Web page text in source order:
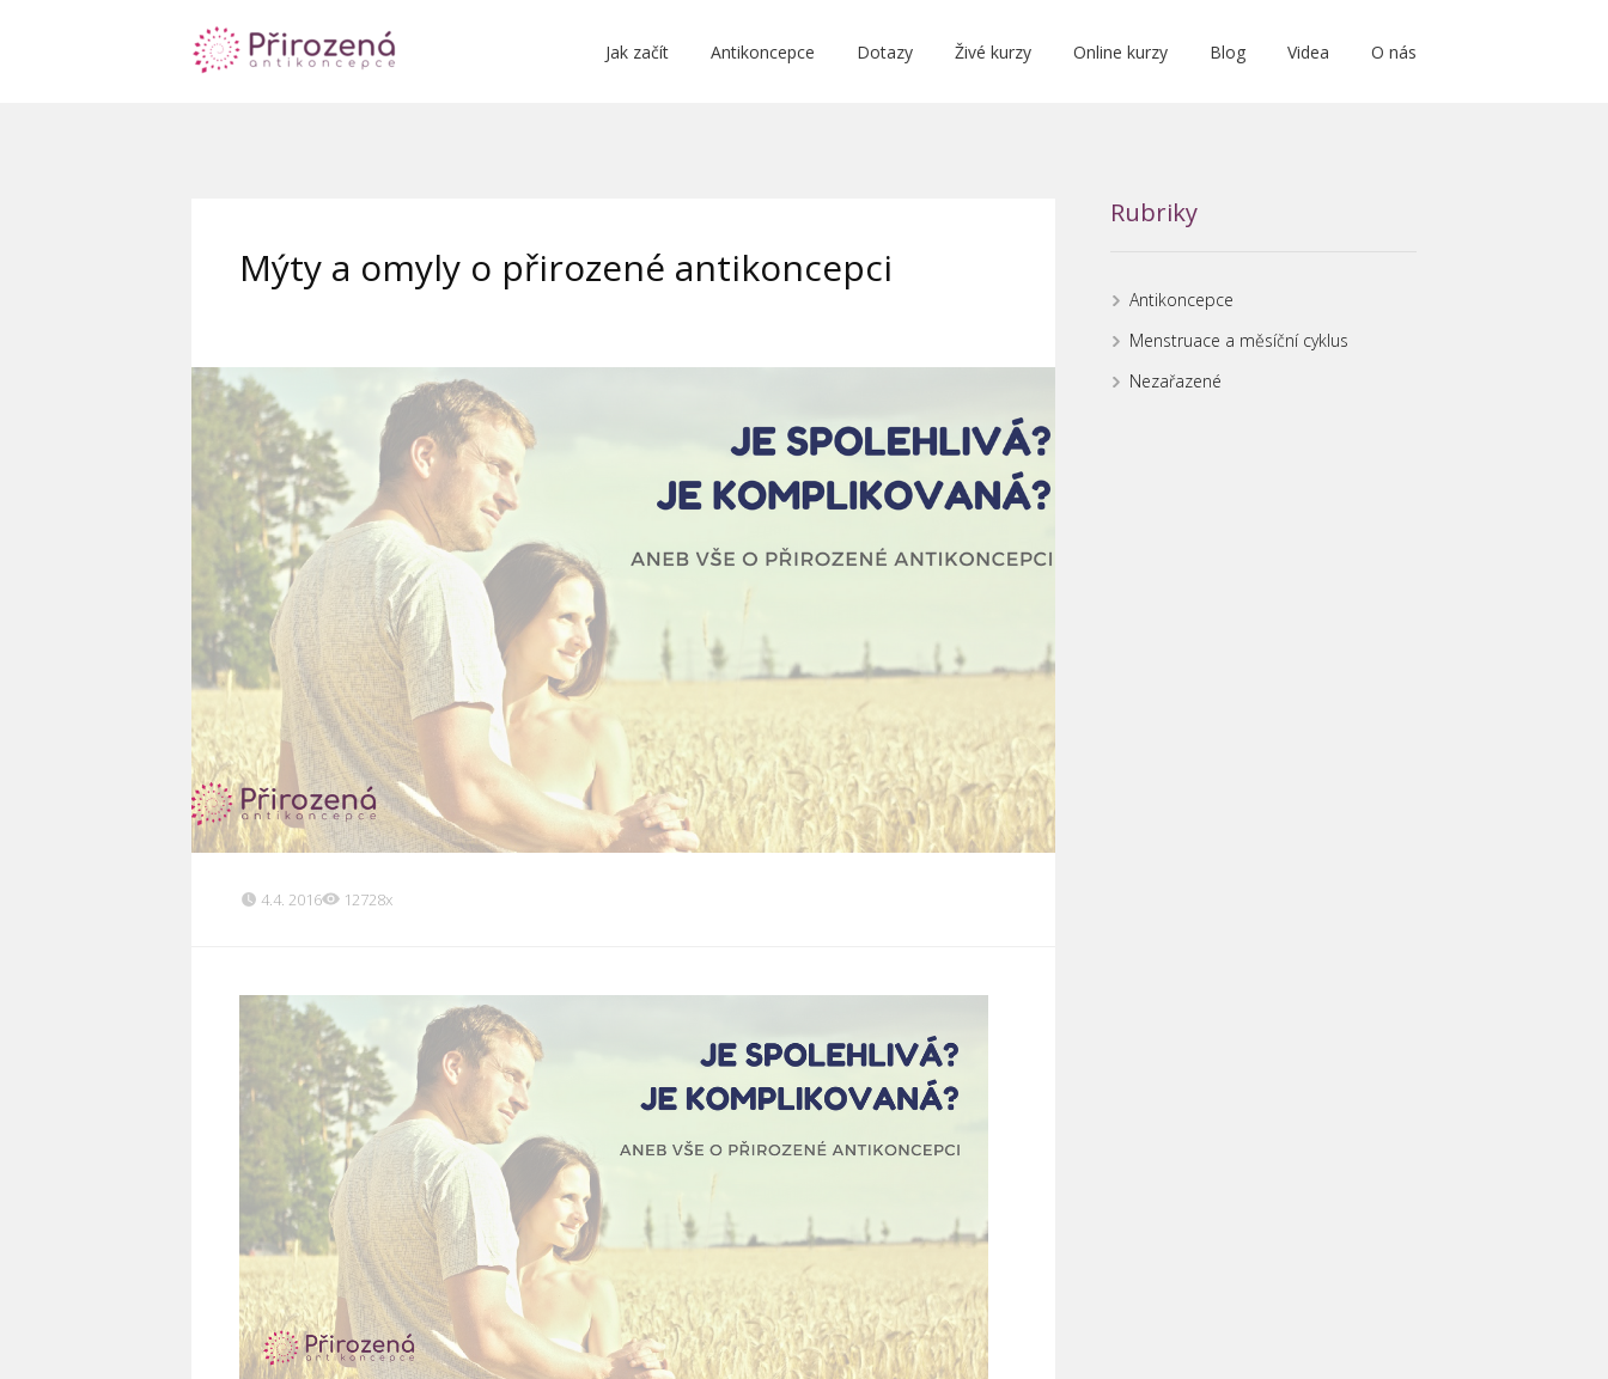
Jak začít Antikoncepce Dotazy Živé kurzy Online kurzy Blog Videa O nás
Mýty a omyly o přirozené antikoncepci
4.4. 2016 12728x
Rubriky
Antikoncepce
Menstruace a měsíční cyklus
Nezařazené